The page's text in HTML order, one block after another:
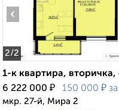
2/2
‹
1-к квартира, вторичка,
6 222 000 ₽ 150 000 ₽
мкр. 27-й, Мира 2